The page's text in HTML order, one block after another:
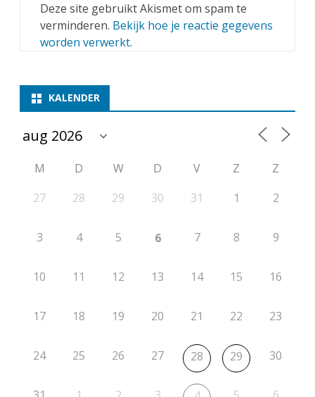
Deze site gebruikt Akismet om spam te
verminderen. Bekijk hoe je reactie gegevens
worden verwerkt.
KALENDER
M D W D V Z
Z
27
28 29 30 31 1 2
3 4 5 6 7 8 9
10 11 12 13 14 15 16
17 18 19 20 21 22 23
24 25 26 27 28 29 30